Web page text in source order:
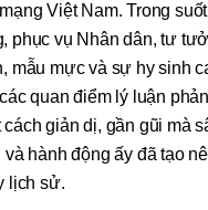
Việt Nam. Trong
phục vụ Nhân dân, tư
mẫu mực và sự hy sinh
quan điểm lý luận
giản dị, gần gũi mà
hành động ấy đã tạo
lịch sử.